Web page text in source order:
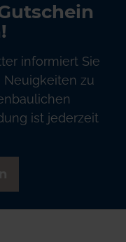
informiert Sie
Neuigkeiten zu
ist jederzeit